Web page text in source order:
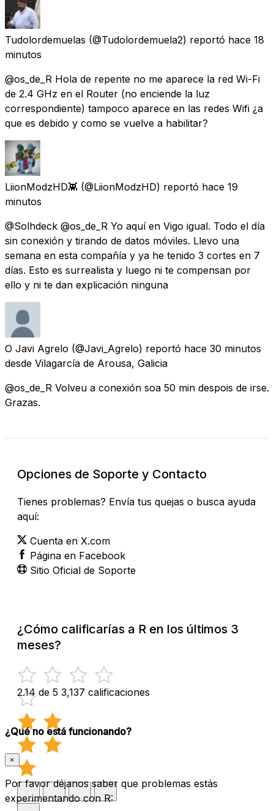
Tudolordemuelas (@Tudolordemuela2) reportó hace 18
minutos
@os_de_R Hola de repente no me aparece la red Wi-Fi
de 2.4 GHz en el Router (no enciende la luz
correspondiente) tampoco aparece en las redes Wifi ¿a
que es debido y como se vuelve a habilitar?
LiionModzHD👾 (@LiionModzHD) reportó hace 19
minutos
@Solhdeck @os_de_R Yo aquí en Vigo igual. Todo el día
sin conexión y tirando de datos móviles. Llevo una
semana en esta compañía y ya he tenido 3 cortes en 7
días. Esto es surrealista y luego ni te compensan por
ello y ni te dan explicación ninguna
O Javi Agrelo (@Javi_Agrelo) reportó hace 30 minutos
desde Vilagarcía de Arousa, Galicia
@os_de_R Volveu a conexión soa 50 min despois de irse.
Grazas.
Opciones de Soporte y Contacto
Tienes problemas? Envía tus quejas o busca ayuda
aquí:
Cuenta en X.com
Página en Facebook
Sitio Oficial de Soporte
¿Cómo calificarías a R en los últimos 3
meses?
2.14 de 5 3,137 calificaciones
¿Qué no está funcionando?
×
Por favor déjanos saber que problemas estás
experimentando con R: